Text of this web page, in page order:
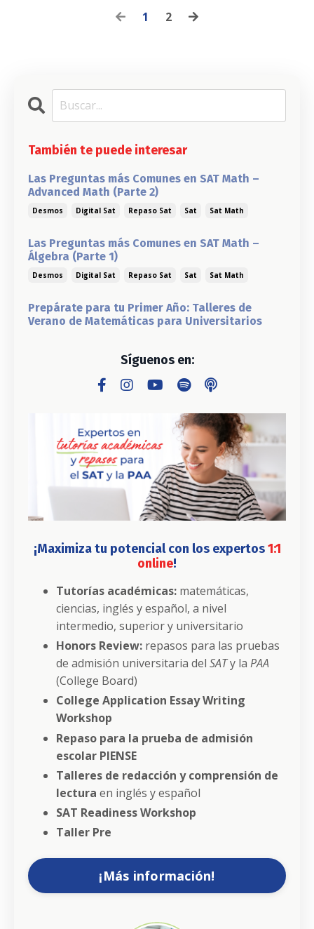
1 2
También te puede interesar
Las Preguntas más Comunes en SAT Math –
Advanced Math (Parte 2)
Desmos Digital Sat Repaso Sat Sat Sat Math
Las Preguntas más Comunes en SAT Math –
Álgebra (Parte 1)
Desmos Digital Sat Repaso Sat Sat Sat Math
Prepárate para tu Primer Año: Talleres de
Verano de Matemáticas para Universitarios
Síguenos en:
¡Maximiza tu potencial con los expertos1:1
online!
Tutorías académicas: matemáticas,
ciencias, inglés y español, a nivel
intermedio, superior y universitario
Honors Review: repasos para las pruebas
de admisión universitaria del SATy la PAA
(College Board)
College Application Essay Writing
Workshop
Repaso para la prueba de admisión
escolar PIENSE
Talleres de redacción y comprensión de
lectura en inglés y español
SAT Readiness Workshop
Taller Pre
¡Más información!